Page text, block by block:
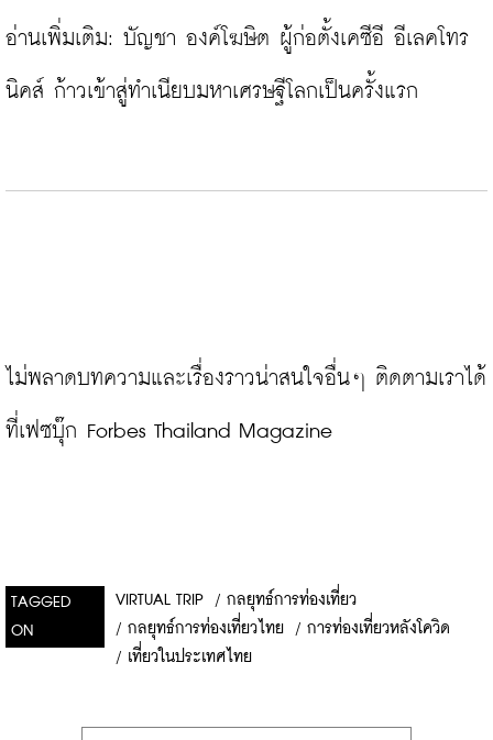
อ่านเพิ่มเติม: บัญชา องค์โฆษิต ผู้ก่อตั้งเคซีอี อีเลคโทร
นิคส์ ก้าวเข้าสู่ทำเนียบมหาเศรษฐีโลกเป็นครั้งแรก
ไม่พลาดบทความและเรื่องราวน่าสนใจอื่นๆ ติดตามเราได้
ที่เฟซบุ๊ก Forbes Thailand Magazine
TAGGED
ON
VIRTUAL TRIP / กลยุทธ์การท่องเที่ยว
/ กลยุทธ์การท่องเที่ยวไทย / การท่องเที่ยวหลังโควิด
/ เที่ยวในประเทศไทย